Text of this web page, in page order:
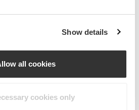
Show details
all cookies
cookies only